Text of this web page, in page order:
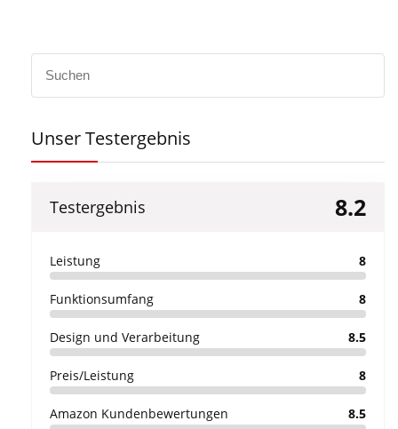
Unser Testergebnis
Testergebnis 8.2
Leistung 8
Funktionsumfang 8
Design und Verarbeitung 8.5
Preis/Leistung 8
Amazon Kundenbewertungen 8.5